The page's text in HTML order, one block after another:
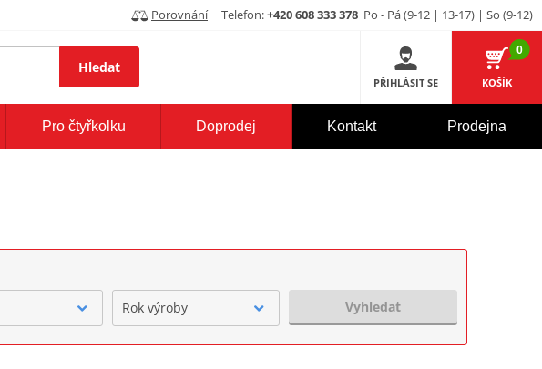
Porovnání Telefon:+420 608 333 378 Po - Pá (9-12 | 13-17) | So (9-12)
Hledat
PŘIHLÁSIT SE
0
KOŠÍK
Pro čtyřkolku Doprodej Kontakt Prodejna
Rok výroby Vyhledat